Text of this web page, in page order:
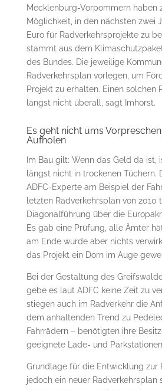
Mecklenburg-Vorpommern haben
Möglichkeit, in den nächsten zwei
Euro für Radverkehrsprojekte zu
stammt aus dem
des Bundes. Die jeweilige
Radverkehrsplan vorlegen, um
Projekt zu erhalten. Einen solchen
längst nicht überall, sagt Imhorst.
Es geht nicht ums
Aufholen
Im Bau gilt: Wenn das Geld da ist,
längst nicht in trockenen Tüchern.
ADFC-Experte am Beispiel der
letzten Radverkehrsplan von 2010
Diagonalführung über die
Es gab eine Prüfung, alle Ämter
am Ende wurde aber nichts
das Projekt ein Dorn im Auge
Bei der Gestaltung des
gebe es laut ADFC keine Zeit zu
stiegen auch im Radverkehr die
dem anhaltenden Trend zu
Fahrrädern – benötigten ihre
geeignete Lade- und
Grundlage für die Entwicklung zur
jedoch ein neuer Radverkehrsplan